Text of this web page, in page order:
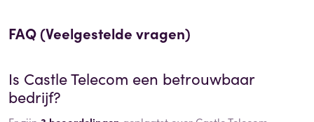
FAQ (Veelgestelde vragen)
Is Castle Telecom een betrouwbaar
bedrijf?